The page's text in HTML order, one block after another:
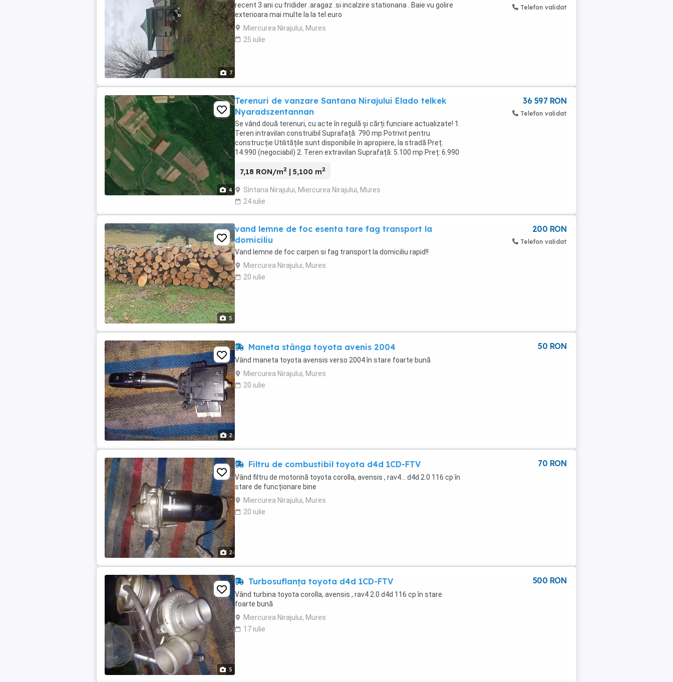
7
recent 3 ani cu fridider .aragaz .si incalzire stationana . Baie vu golire
exterioara mai multe la la tel euro
Miercurea Nirajului, Mures
25 iulie
Telefon validat
4
Terenuri de vanzare Santana Nirajului Elado telkek
Nyaradszentannan
Se vând două terenuri, cu acte în regulă și cărți funciare actualizate! 1.
Teren intravilan construibil Suprafață: 790 mp Potrivit pentru
construcție Utilitățile sunt disponibile în apropiere, la stradă Preț:
14.990 (negociabil) 2. Teren extravilan Suprafață: 5.100 mp Preț: 6.990
7,18 RON/m2 | 5,100 m2
Sîntana Nirajului, Miercurea Nirajului, Mures
24 iulie
36 597 RON
Telefon validat
5
vand lemne de foc esenta tare fag transport la
domiciliu
Vand lemne de foc carpen si fag transport la domiciliu rapid!!
Miercurea Nirajului, Mures
20 iulie
200 RON
Telefon validat
2
Maneta stânga toyota avenis 2004
Vând maneta toyota avensis verso 2004 în stare foarte bună
Miercurea Nirajului, Mures
20 iulie
50 RON
2
Filtru de combustibil toyota d4d 1CD-FTV
Vând filtru de motorină toyota corolla, avensis , rav4... d4d 2.0 116 cp în
stare de funcționare bine
Miercurea Nirajului, Mures
20 iulie
70 RON
5
Turbosuflanța toyota d4d 1CD-FTV
Vând turbina toyota corolla, avensis , rav4 2.0 d4d 116 cp în stare
foarte bună
Miercurea Nirajului, Mures
17 iulie
500 RON